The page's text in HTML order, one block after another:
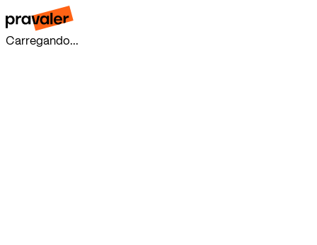
Carregando...